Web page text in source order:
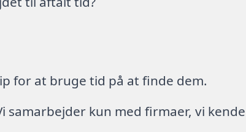
for at bruge tid på at finde dem.
samarbejder kun med firmaer, vi